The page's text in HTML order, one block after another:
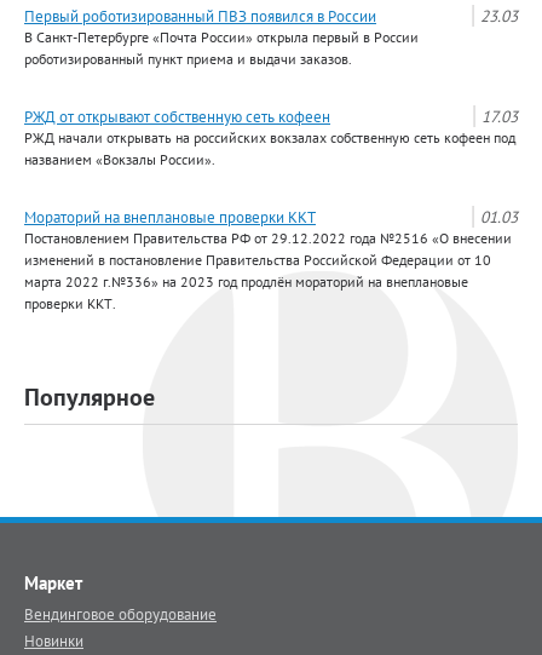
23.03
Первый роботизированный ПВЗ появился в России
В Санкт-Петербурге «Почта России» открыла первый в России
роботизированный пункт приема и выдачи заказов.
17.03
РЖД от открывают собственную сеть кофеен
РЖД начали открывать на российских вокзалах собственную сеть кофеен под
названием «Вокзалы России».
01.03
Мораторий на внеплановые проверки ККТ
Постановлением Правительства РФ от 29.12.2022 года №2516 «О внесении
изменений в постановление Правительства Российской Федерации от 10
марта 2022 г.№336» на 2023 год продлён мораторий на внеплановые
проверки ККТ.
Популярное
Маркет
Вендинговое оборудование
Новинки